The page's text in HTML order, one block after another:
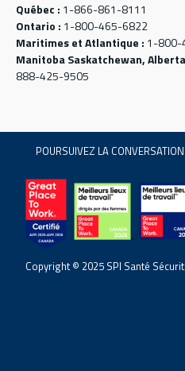
Québec : 1-866-861-8111
Ontario : 1-800-465-6822
Maritimes et Atlantique : 1-800-
Manitoba Saskatchewan,
888-425-9505
POURSUIVEZ LA CONVERSATION
Copyright © 2025 SPI Santé